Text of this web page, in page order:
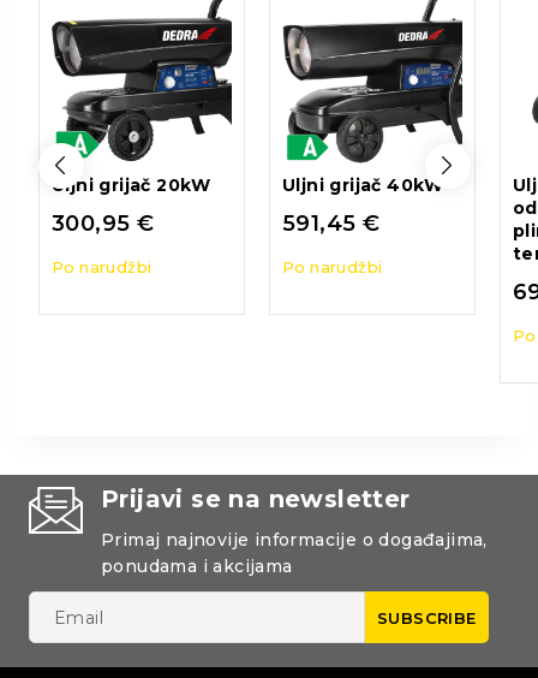
Uljni grijač 20kW
300,95 €
Po narudžbi
Uljni grijač 40kW
591,45 €
Po narudžbi
Prijavi se na newsletter
Primaj najnovije informacije o događajima,
ponudama i akcijama